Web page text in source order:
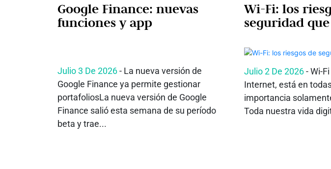
Google Finance: nuevas
funciones y app
Julio 3 De 2026- La nueva versión de
Google Finance ya permite gestionar
portafoliosLa nueva versión de Google
Finance salió esta semana de su período
beta y trae...
Wi-Fi: los
seguridad
Julio 2 De 2026- Wi-
Internet, está en
importancia
Toda nuestra vida